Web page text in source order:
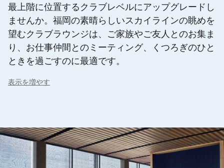
最上階に位置するクラブレベルにアップグレードし
ませんか。福岡の素晴らしいスカイラインの眺めを
望むクラブラウンジは、ご家族やご友人とのお集ま
り、お仕事仲間とのミーティング、くつろぎのひと
ときを過ごすのに最適です。
表示を増やす